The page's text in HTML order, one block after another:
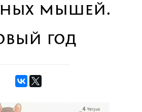
мышей.
год